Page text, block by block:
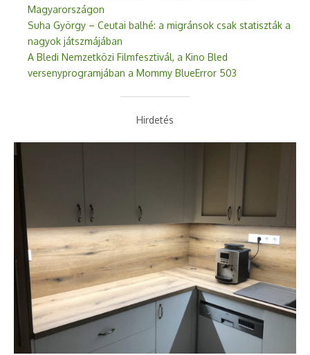
Magyarországon
Suha György – Ceutai balhé: a migránsok csak statiszták a
nagyok játszmájában
A Bledi Nemzetközi Filmfesztivál, a Kino Bled
versenyprogramjában a Mommy BlueError 503
Hirdetés